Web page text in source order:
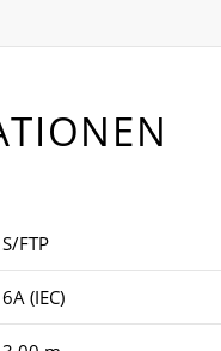
S/FTP
6A (IEC)